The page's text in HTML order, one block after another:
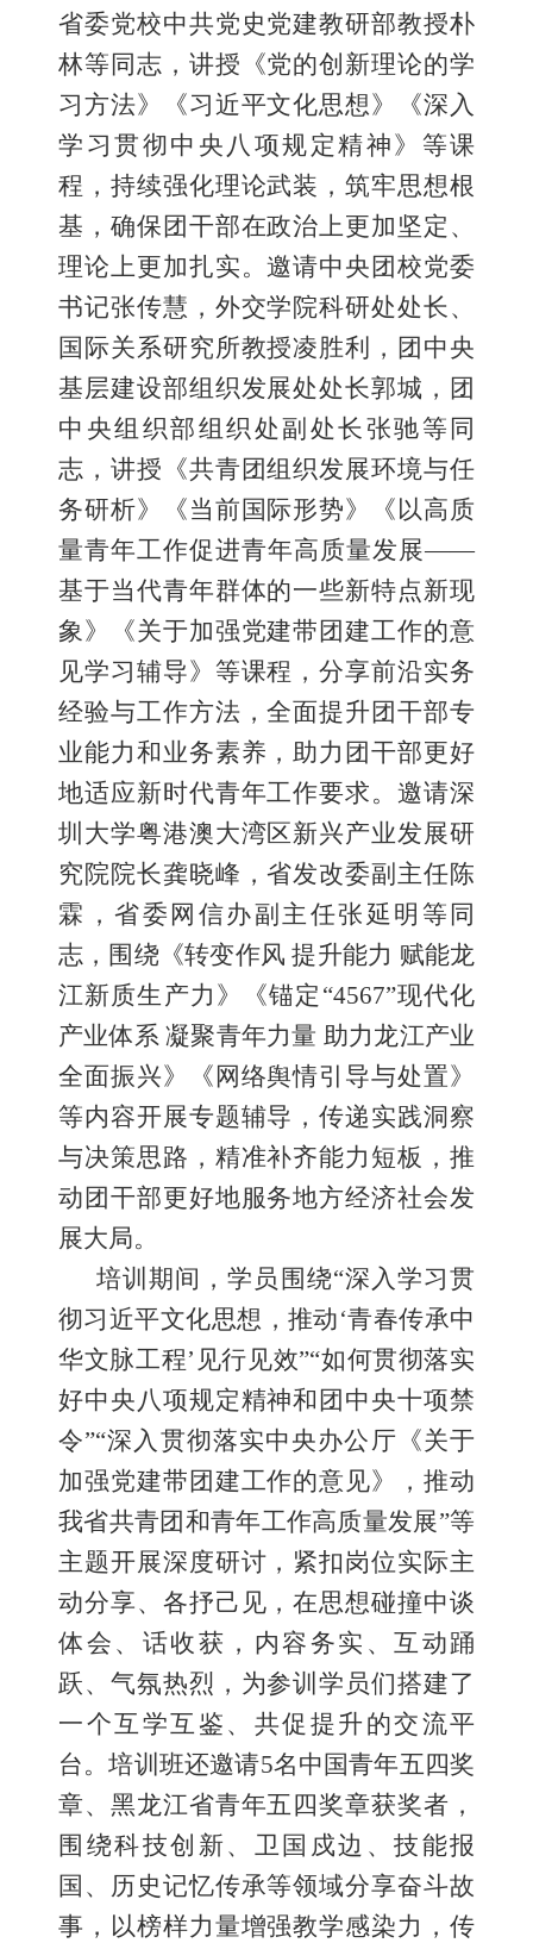
省委党校中共党史党建教研部教授朴
林等同志，讲授《党的创新理论的学
习方法》《习近平文化思想》《深入
学习贯彻中央八项规定精神》等课
程，持续强化理论武装，筑牢思想根
基，确保团干部在政治上更加坚定、
理论上更加扎实。邀请中央团校党委
书记张传慧，外交学院科研处处长、
国际关系研究所教授凌胜利，团中央
基层建设部组织发展处处长郭城，团
中央组织部组织处副处长张驰等同
志，讲授《共青团组织发展环境与任
务研析》《当前国际形势》《以高质
量青年工作促进青年高质量发展——
基于当代青年群体的一些新特点新现
象》《关于加强党建带团建工作的意
见学习辅导》等课程，分享前沿实务
经验与工作方法，全面提升团干部专
业能力和业务素养，助力团干部更好
地适应新时代青年工作要求。邀请深
圳大学粤港澳大湾区新兴产业发展研
究院院长龚晓峰，省发改委副主任陈
霖，省委网信办副主任张延明等同
志，围绕《转变作风 提升能力 赋能龙
江新质生产力》《锚定“4567”现代化
产业体系 凝聚青年力量 助力龙江产业
全面振兴》《网络舆情引导与处置》
等内容开展专题辅导，传递实践洞察
与决策思路，精准补齐能力短板，推
动团干部更好地服务地方经济社会发
展大局。
培训期间，学员围绕“深入学习贯
彻习近平文化思想，推动‘青春传承中
华文脉工程’见行见效”“如何贯彻落实
好中央八项规定精神和团中央十项禁
令”“深入贯彻落实中央办公厅《关于
加强党建带团建工作的意见》，推动
我省共青团和青年工作高质量发展”等
主题开展深度研讨，紧扣岗位实际主
动分享、各抒己见，在思想碰撞中谈
体会、话收获，内容务实、互动踊
跃、气氛热烈，为参训学员们搭建了
一个互学互鉴、共促提升的交流平
台。培训班还邀请5名中国青年五四奖
章、黑龙江省青年五四奖章获奖者，
围绕科技创新、卫国戍边、技能报
国、历史记忆传承等领域分享奋斗故
事，以榜样力量增强教学感染力，传